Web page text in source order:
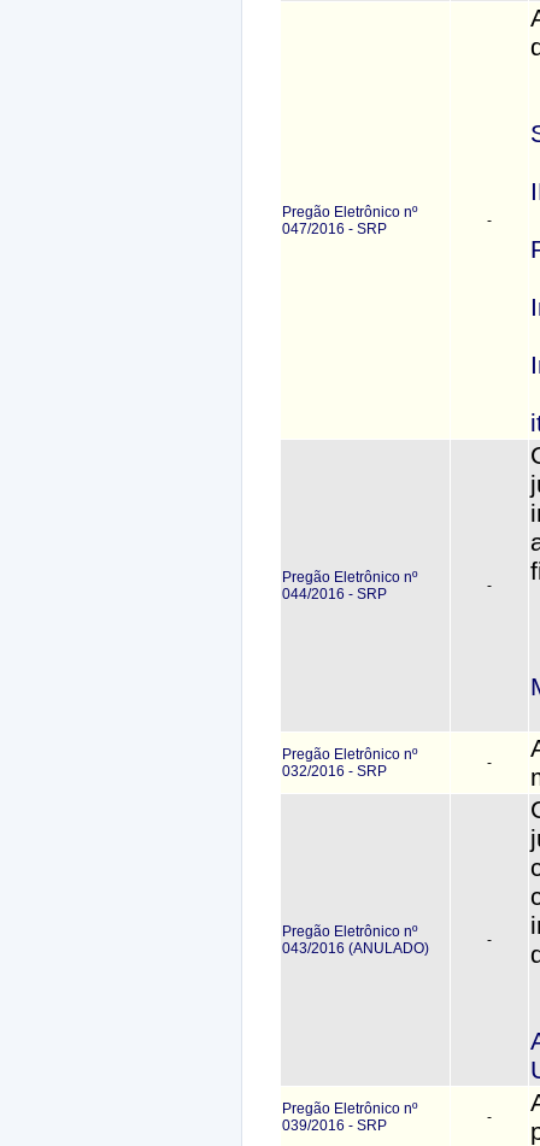
Pregão Eletrônico nº
047/2016 - SRP
-
Pregão Eletrônico nº
044/2016 - SRP
-
Pregão Eletrônico nº
032/2016 - SRP
-
Pregão Eletrônico nº
043/2016 (ANULADO)
-
Pregão Eletrônico nº
039/2016 - SRP
-